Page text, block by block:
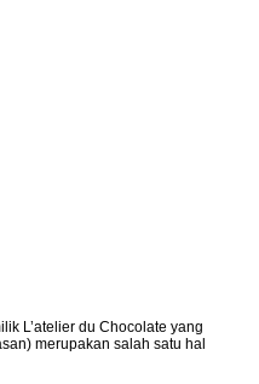
L’atelier du Chocolate yang
merupakan salah satu hal